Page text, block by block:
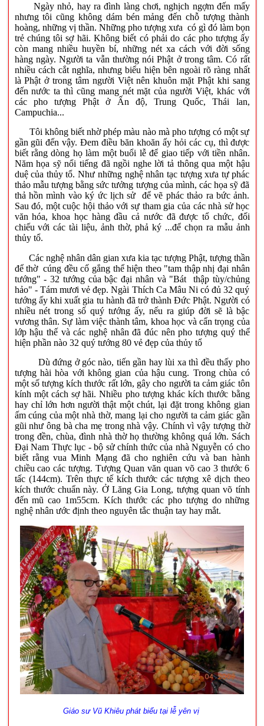
Ngày nhỏ, hay ra đình làng chơi, nghịch ngợm đến mấy
nhưng tôi cũng không dám bén mảng đến chỗ tượng thành
hoàng, những vị thần. Những pho tượng xưa có gì đó làm bọn
trẻ chúng tôi sợ hãi. Không biết có phải do các pho tượng ấy
còn mang nhiều huyền bí, những nét xa cách với đời sống
hàng ngày. Người ta vẫn thường nói Phật ở trong tâm. Có rất
nhiều cách cắt nghĩa, nhưng biểu hiện bên ngoài rõ ràng nhất
là Phật ở trong tâm người Việt nên khuôn mặt Phật khi sang
đến nước ta thì cũng mang nét mặt của người Việt, khác với
các pho tượng Phật ở Ấn độ, Trung Quốc, Thái lan,
Campuchia...
Tôi không biết nhờ phép màu nào mà pho tượng có một sự
gần gũi đến vậy. Đem điều băn khoăn ấy hỏi các cụ, thì được
biết rằng dòng họ làm một buổi lễ để giao tiếp với tiền nhân.
Năm họa sỹ nổi tiếng đã ngồi nghe lời tả thông qua một hậu
duệ của thủy tổ. Như những nghệ nhân tạc tượng xưa tự phác
thảo mẫu tượng bằng sức tưởng tượng của mình, các họa sỹ đã
thả hồn mình vào ký ức lịch sử để vẽ phác thảo ra bức ảnh.
Sau đó, một cuộc hội thảo với sự tham gia của các nhà sử học
văn hóa, khoa học hàng đầu cả nước đã được tổ chức, đối
chiếu với các tài liệu, ảnh thờ, phả ký ...để chọn ra mẫu ảnh
thủy tổ.
Các nghệ nhân dân gian xưa kia tạc tượng Phật, tượng thần
để thờ cúng đều cố gắng thể hiện theo "tam thập nhị đại nhân
tướng" - 32 tướng của bậc đại nhân và "Bát thập tùy/chủng
hảo" - Tám mươi vẻ đẹp. Ngài Thích Ca Mâu Ni có đủ 32 quý
tướng ấy khi xuất gia tu hành đã trở thành Đức Phật. Người có
nhiều nét trong số quý tướng ấy, nếu ra giúp đời sẽ là bậc
vương thân. Sự làm việc thành tâm, khoa học và cẩn trọng của
lớp hậu thế và các nghệ nhân đã đúc nên pho tượng quý thể
hiện phần nào 32 quý tướng 80 vẻ đẹp của thủy tổ
Dù đứng ở góc nào, tiến gần hay lùi xa thì đều thấy pho
tượng hài hòa với không gian của hậu cung. Trong chùa có
một số tượng kích thước rất lớn, gây cho người ta cảm giác tôn
kính một cách sợ hãi. Nhiều pho tượng khác kích thước bằng
hay chỉ lớn hơn người thật một chút, lại đặt trong không gian
ấm cúng của một nhà thờ, mang lại cho người ta cảm giác gần
gũi như ông bà cha mẹ trong nhà vậy. Chính vì vậy tượng thờ
trong đền, chùa, đình nhà thờ họ thường không quá lớn. Sách
Đại Nam Thực lục - bộ sử chính thức của nhà Nguyễn có cho
biết rằng vua Minh Mạng đã cho nghiên cứu và ban hành
chiều cao các tượng. Tượng Quan văn quan võ cao 3 thước 6
tấc (144cm). Trên thực tế kích thước các tượng xê dịch theo
kích thước chuẩn này. Ở Lăng Gia Long, tượng quan võ tính
đến mũ cao 1m55cm. Kích thước các pho tượng do những
nghệ nhân ước định theo nguyên tắc thuận tay hay mắt.
Giáo sư Vũ Khiêu phát biểu tại lễ yên vị